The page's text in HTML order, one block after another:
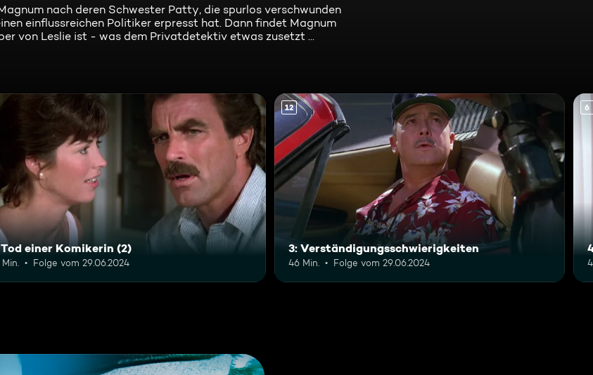
nach deren Schwester Patty, die spurlos verschwunden
einflussreichen Politiker erpresst hat. Dann findet Magnum
von Leslie ist - was dem Privatdetektiv etwas zusetzt ...
Tod einer Komikerin (2)
Folge vom 29.06.2024
12
3: Verständigungsschwierigkeiten
46 Min. Folge vom 29.06.2024
6